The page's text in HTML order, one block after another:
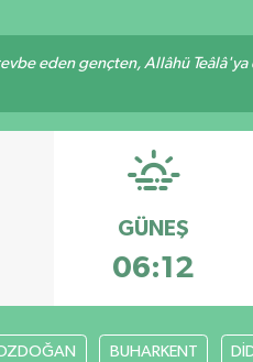
eden gençten, Allâhü
GÜNEŞ
06:12
BUHARKENT